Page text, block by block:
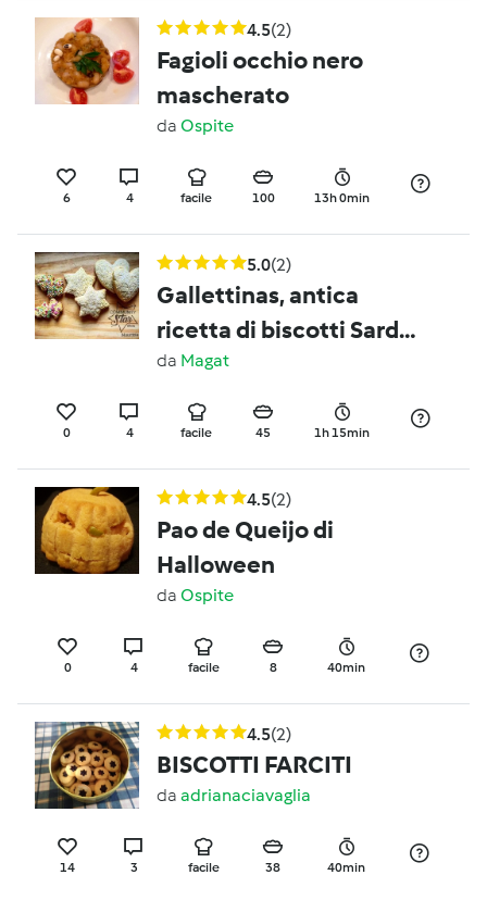
4.5(2)
Fagioli occhio nero
mascherato
da Ospite
6 4 facile 100 13h 0min
5.0(2)
Gallettinas, antica
ricetta di biscotti Sardi
/ contest ricette di una
volta
da Magat
0 4 facile 45 1h 15min
4.5(2)
Pao de Queijo di
Halloween
da Ospite
0 4 facile 8 40min
4.5(2)
BISCOTTI FARCITI
da adrianaciavaglia
14 3 facile 38 40min